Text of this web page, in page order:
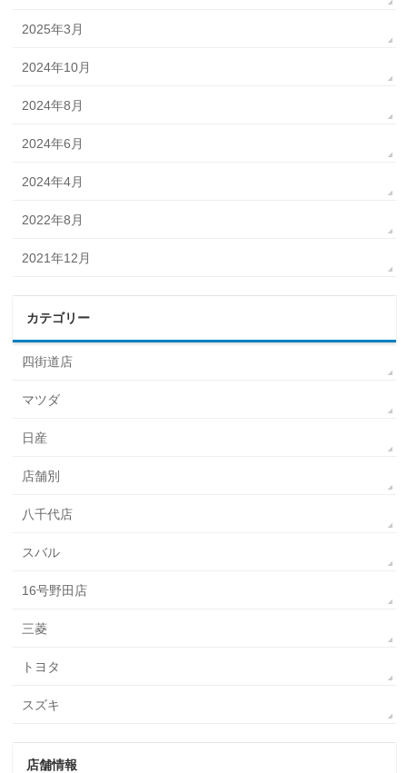
2025年3月
2024年10月
2024年8月
2024年6月
2024年4月
2022年8月
2021年12月
カテゴリー
四街道店
マツダ
日産
店舗別
八千代店
スバル
16号野田店
三菱
トヨタ
スズキ
店舗情報